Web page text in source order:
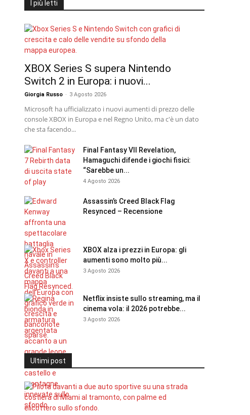
I più letti
XBOX Series S supera Nintendo
Switch 2 in Europa: i nuovi...
Giorgia Russo - 3 Agosto 2026
Microsoft ha ufficializzato i nuovi aumenti di prezzo delle
console XBOX in Europa e nel Regno Unito, ma c'è un dato
che sta facendo...
Final Fantasy VII Revelation,
Hamaguchi difende i giochi fisici:
“Sarebbe un...
4 Agosto 2026
Assassin’s Creed Black Flag
Resynced – Recensione
XBOX alza i prezzi in Europa: gli
aumenti sono molto più...
3 Agosto 2026
Netflix insiste sullo streaming, ma il
cinema vola: il 2026 potrebbe...
3 Agosto 2026
Ultimi post